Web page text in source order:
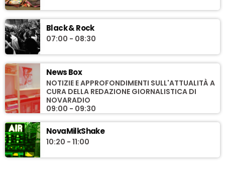
Black & Rock
07:00 - 08:30
News Box
NOTIZIE E APPROFONDIMENTI SULL'ATTUALITÀ A
CURA DELLA REDAZIONE GIORNALISTICA DI
NOVARADIO
09:00 - 09:30
NovaMilkShake
10:20 - 11:00